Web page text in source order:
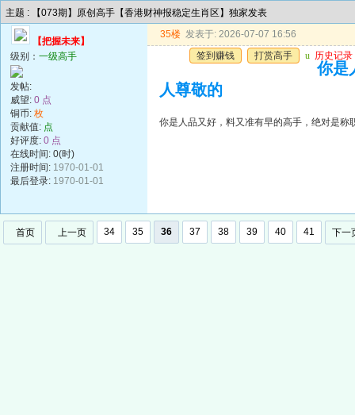
主题 : 【073期】原创高手【香港财神报稳定生肖区】独家发表
【把握未来】
级别： 一级高手
发帖:
威望: 0 点
铜币: 枚
贡献值: 点
好评度: 0 点
在线时间: 0(时)
注册时间: 1970-01-01
最后登录: 1970-01-01
35楼 发表于: 2026-07-07 16:56
签到赚钱
打赏高手 u 历史记录
你是
人尊敬的
你是人品又好，料又准有早的高手，绝对是称
首页 上一页 34 35 36 37 38 39 40 41 下一